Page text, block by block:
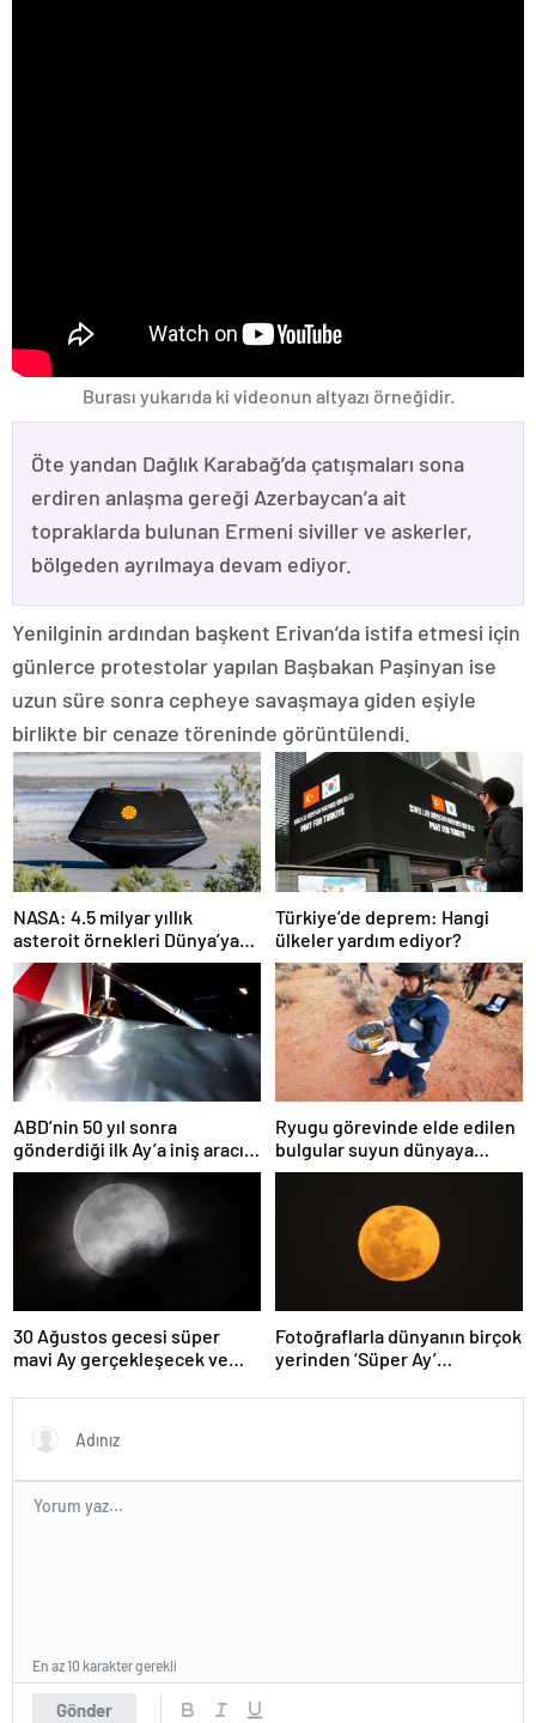
Burası yukarıda ki videonun altyazı örneğidir.
Öte yandan Dağlık Karabağ’da çatışmaları sona
erdiren anlaşma gereği Azerbaycan’a ait
topraklarda bulunan Ermeni siviller ve askerler,
bölgeden ayrılmaya devam ediyor.
Yenilginin ardından başkent Erivan’da istifa etmesi için
günlerce protestolar yapılan Başbakan Paşinyan ise
uzun süre sonra cepheye savaşmaya giden eşiyle
birlikte bir cenaze töreninde görüntülendi.
NASA: 4.5 milyar yıllık
asteroit örnekleri Dünya’ya
getirildi; yaşamın
başlangıcına ışık tutabilir
Türkiye’de deprem: Hangi
ülkeler yardım ediyor?
ABD’nin 50 yıl sonra
gönderdiği ilk Ay’a iniş aracı
Peregrine atmosferde
yanarak denize düştü
Ryugu görevinde elde edilen
bulgular suyun dünyaya
asteroitlerce getirilmiş
30 Ağustos gecesi süper
mavi Ay gerçekleşecek ve
olacak
Fotoğraflarla dünyanın birçok
yerinden ‘Süper Ay’
Gönder
En az 10 karakter gerekli